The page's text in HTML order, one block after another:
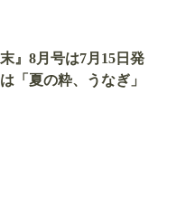
』8月号は7月15日発
「夏の粋、うなぎ」